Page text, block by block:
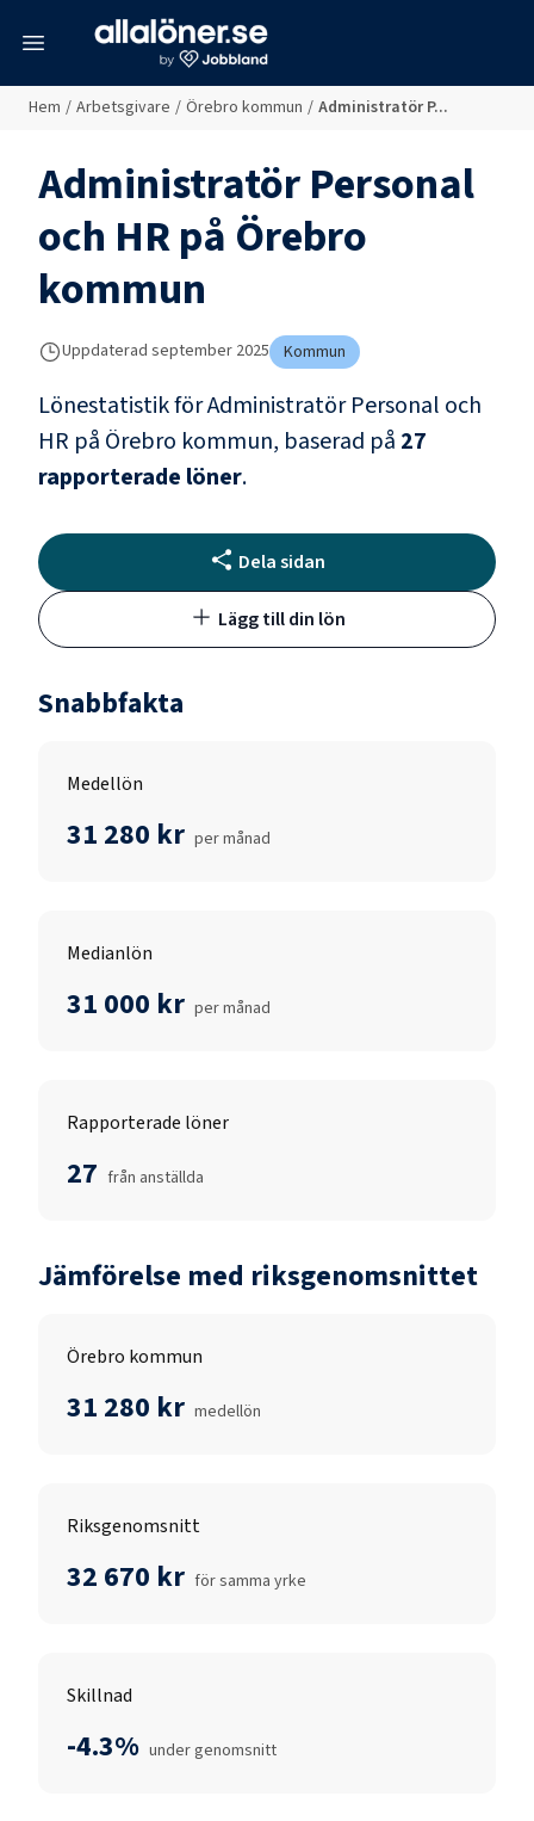
Hem / Arbetsgivare / Örebro kommun / Administratör P...
Administratör Personal
och HRpå Örebro
kommun
Uppdaterad september 2025 Kommun
Lönestatistik förAdministratör Personal och
HR på Örebro kommun, baserad på 27
rapporterade löner.
Dela sidan
Lägg till din lön
Snabbfakta
Medellön
31 280 kr per månad
Medianlön
31 000 kr per månad
Rapporterade löner
27 från anställda
Jämförelse med riksgenomsnittet
Örebro kommun
31 280 kr medellön
Riksgenomsnitt
32 670 kr för samma yrke
Skillnad
-4.3% under genomsnitt